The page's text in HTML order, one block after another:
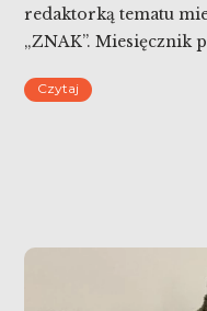
redaktorką tematu
„ZNAK”. Miesięcznik
pijemy? Dlaczego
Czytaj